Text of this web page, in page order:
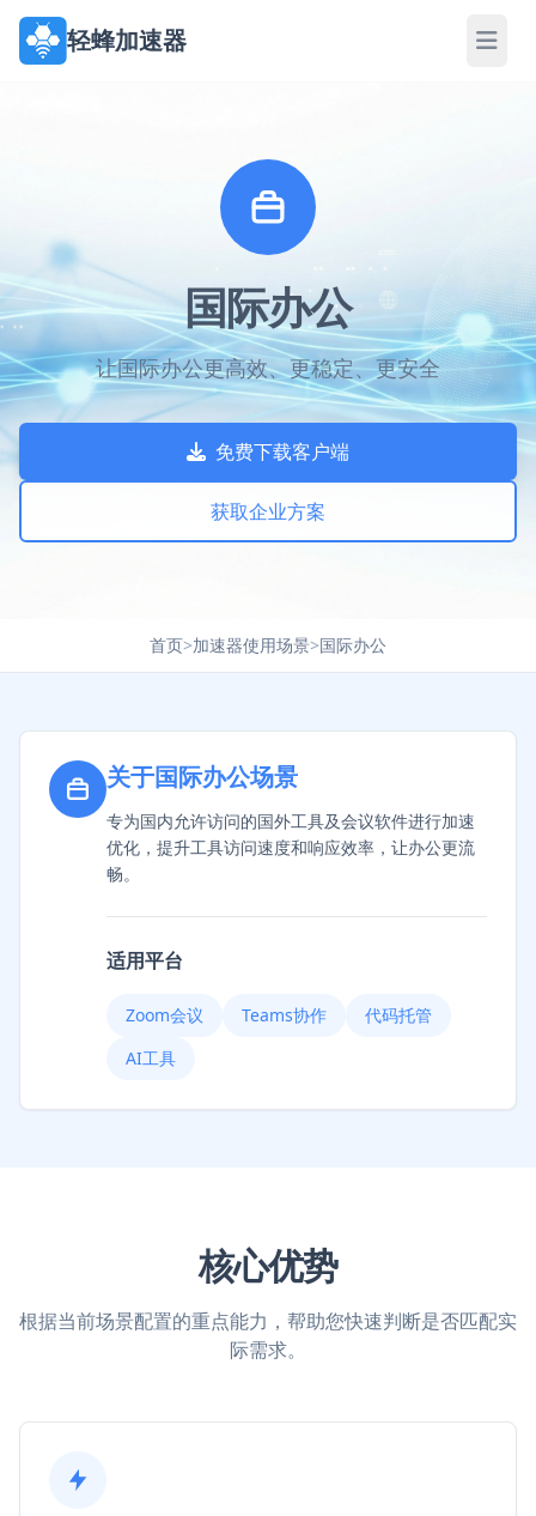
轻蜂加速器
国际办公
让国际办公更高效、更稳定、更安全
免费下载客户端
获取企业方案
首页>加速器使用场景>国际办公
关于国际办公场景
专为国内允许访问的国外工具及会议软件进行加速
优化，提升工具访问速度和响应效率，让办公更流
畅。
适用平台
Zoom会议 Teams协作
代码托管
AI工具
核心优势
根据当前场景配置的重点能力，帮助您快速判断是否匹配实
际需求。